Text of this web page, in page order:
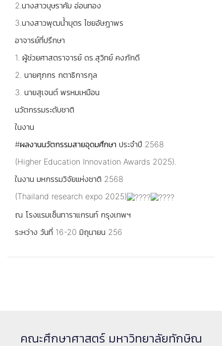
2.นางสาวบุษราคัม อ่อนทอง
3.นางสาวพุฒน้ำบุตร ไชยอัษฎาพร
อาจารย์ที่ปรึกษา
1. ผู้ช่วยศาสตราจารย์ ดร.สุวิทย์ คงภักดี
2. นายศุภกร กตาธิการกุล
3. นายสุเจนต์ พรหมเหมือน
นวัตกรรมระดับชาติ
ในงาน
#ผลงานนวัตกรรมสายอุดมศึกษา ประจำปี 2568
(Higher Education Innovation Awards 2025).
ในงาน มหกรรมวิจัยแห่งชาติ 2568
(Thailand research expo 2025)
ณ โรงแรมเซ็นทาราแกรนท์ กรุงเทพฯ
ระหว่าง วันที่ 16-20 มิถุนายน 256
คณะศึกษาศาสตร์ มหาวิทยาลัยทักษิณ